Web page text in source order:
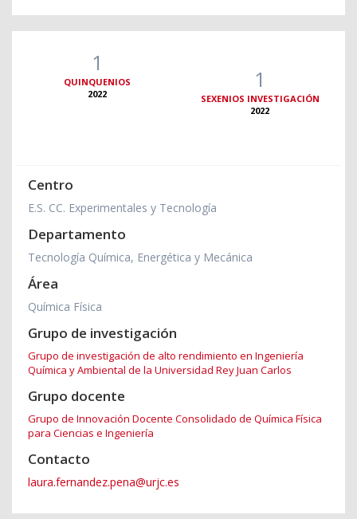
1
QUINQUENIOS
2022
1
SEXENIOS INVESTIGACIÓN
2022
Centro
E.S. CC. Experimentales y Tecnología
Departamento
Tecnología Química, Energética y Mecánica
Área
Química Física
Grupo de investigación
Grupo de investigación de alto rendimiento en Ingeniería
Química y Ambiental de la Universidad Rey Juan Carlos
Grupo docente
Grupo de Innovación Docente Consolidado de Química Física
para Ciencias e Ingeniería
Contacto
laura.fernandez.pena@urjc.es